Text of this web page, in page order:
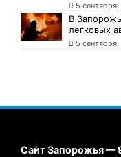
5 сентября,
В
легковых
5 сентября,
Сайт Запорожья —